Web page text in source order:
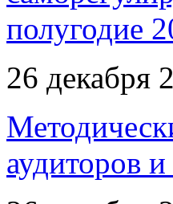
полугодие
26 декабря
аудиторов